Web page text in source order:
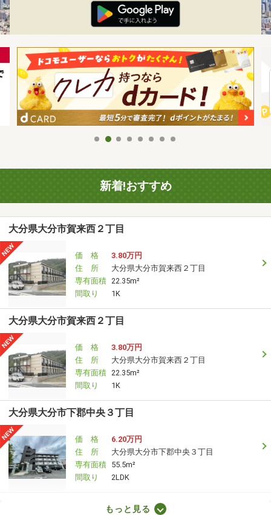
新着!おすすめ
大分県大分市賀来西２丁目
価 格
3.80万円
住 所
大分県大分市賀来西２丁目
専有面積 22.35m²
間取り
1K
大分県大分市賀来西２丁目
価 格
3.80万円
住 所
大分県大分市賀来西２丁目
専有面積 22.35m²
間取り
1K
大分県大分市下郡中央３丁目
価 格
6.20万円
住 所
大分県大分市下郡中央３丁目
専有面積 55.5m²
間取り
2LDK
大分県大分市賀来南１丁目もっと見る